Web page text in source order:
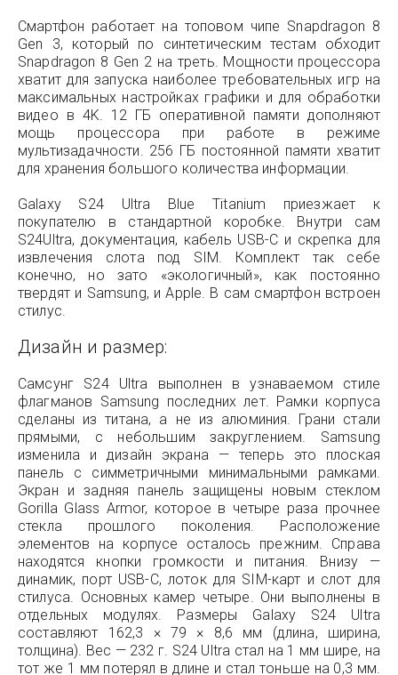
Смартфон работает на топовом чипе Snapdragon 8
Gen 3, который по синтетическим тестам обходит
Snapdragon 8 Gen 2 на треть. Мощности процессора
хватит для запуска наиболее требовательных игр на
максимальных настройках графики и для обработки
видео в 4K. 12 ГБ оперативной памяти дополняют
мощь процессора при работе в режиме
мультизадачности. 256 ГБ постоянной памяти хватит
для хранения большого количества информации.
Galaxy S24 Ultra Blue Titanium приезжает к
покупателю в стандартной коробке. Внутри сам
S24Ultra, документация, кабель USB-C и скрепка для
извлечения слота под SIM. Комплект так себе
конечно, но зато «экологичный», как постоянно
твердят и Samsung, и Apple. В сам смартфон встроен
стилус.
Дизайн и размер:
Самсунг S24 Ultra выполнен в узнаваемом стиле
флагманов Samsung последних лет. Рамки корпуса
сделаны из титана, а не из алюминия. Грани стали
прямыми, с небольшим закруглением. Samsung
изменила и дизайн экрана — теперь это плоская
панель с симметричными минимальными рамками.
Экран и задняя панель защищены новым стеклом
Gorilla Glass Armor, которое в четыре раза прочнее
стекла прошлого поколения. Расположение
элементов на корпусе осталось прежним. Справа
находятся кнопки громкости и питания. Внизу —
динамик, порт USB-C, лоток для SIM-карт и слот для
стилуса. Основных камер четыре. Они выполнены в
отдельных модулях. Размеры Galaxy S24 Ultra
составляют 162,3 × 79 × 8,6 мм (длина, ширина,
толщина). Вес — 232 г. S24 Ultra стал на 1 мм шире, на
тот же 1 мм потерял в длине и стал тоньше на 0,3 мм.